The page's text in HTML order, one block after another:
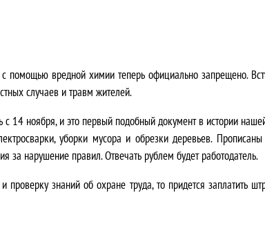
вредной химии теперь официально запрещено.
случаев и травм жителей.
14 ноября, и это первый подобный документ в истории
уборки мусора и обрезки деревьев.
нарушение правил. Отвечать рублем будет работодатель.
проверку знаний об охране труда, то придется